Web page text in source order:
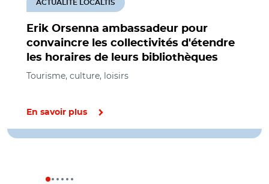
Erik Orsenna ambassadeur pour
convaincre les collectivités d'étendre
les horaires de leurs bibliothèques
ACTUALITÉ LOCALTIS
Tourisme, culture, loisirs
En savoir plus